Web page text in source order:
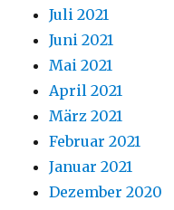
Juli 2021
Juni 2021
Mai 2021
April 2021
März 2021
Februar 2021
Januar 2021
Dezember 2020